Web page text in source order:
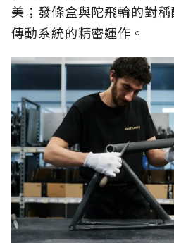
美；發條盒與陀飛輪的對
傳動系統的精密運作。